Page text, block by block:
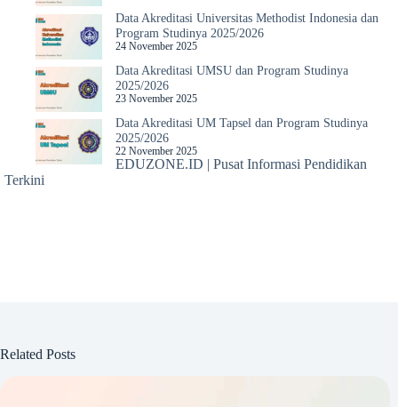
Data Akreditasi Universitas Methodist Indonesia dan
Program Studinya 2025/2026
24 November 2025
Data Akreditasi UMSU dan Program Studinya
2025/2026
23 November 2025
Data Akreditasi UM Tapsel dan Program Studinya
2025/2026
22 November 2025
EDUZONE.ID | Pusat Informasi Pendidikan
Terkini
Related Posts